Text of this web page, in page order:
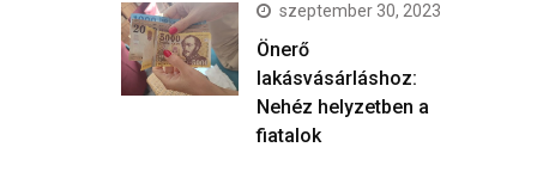
szeptember 30, 2023
Önerő
lakásvásárláshoz:
Nehéz helyzetben a
fiatalok